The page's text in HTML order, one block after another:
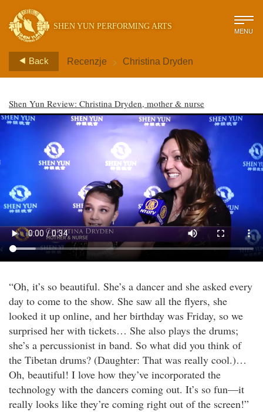
SHEN YUN PERFORMING ARTS MENU
Back Recenzje > Christina Dryden
Shen Yun Review: Christina Dryden, mother & nurse
“Oh, it’s so beautiful. She’s a dancer and she asked every
day to come to the show. She saw all the flyers, she
looked it up online, and her birthday was Friday, so we
surprised her with tickets… She also plays the drums;
she’s a percussionist in band. So what did you think of
the Tibetan drums? (Daughter: That was really cool.)…
Oh, beautiful! I love how they’ve incorporated the
technology with the dancers coming out. It’s so fun—it
really looks like they’re coming right out of the screen!”